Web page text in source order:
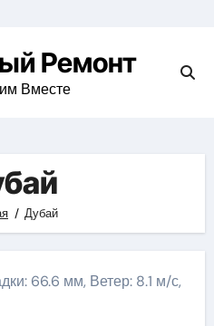
Ремонт
Вместе
Дубай
66.6 мм, Ветер: 8.1 м/с,